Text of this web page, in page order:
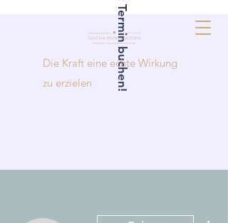
Jetzt Termin buchen!
Die Kraft eine echte Wirkung
zu erzielen